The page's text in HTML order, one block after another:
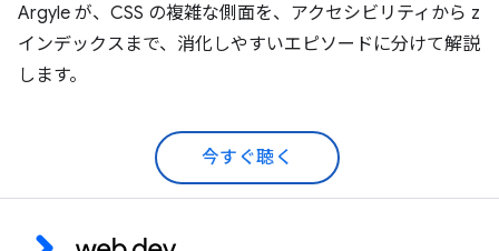
Argyle が、CSS の複雑な側面を、アクセシビリティから z
インデックスまで、消化しやすいエピソードに分けて解説
します。
今すぐ聴く